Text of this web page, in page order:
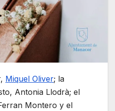
Miquel Oliver; la
Antonia Llodrà; el
Montero y el